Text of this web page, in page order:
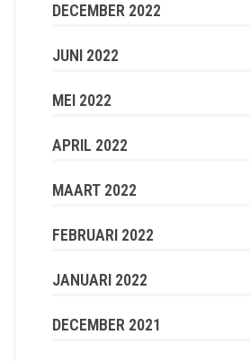
DECEMBER 2022
JUNI 2022
MEI 2022
APRIL 2022
MAART 2022
FEBRUARI 2022
JANUARI 2022
DECEMBER 2021